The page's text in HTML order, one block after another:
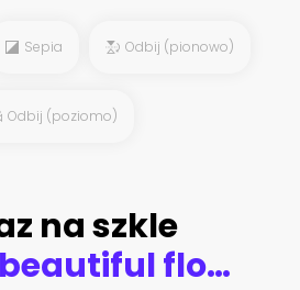
Sepia Odbij (pionowo)
Odbij (poziomo)
na szkle
Girl with beautiful flowers instead of a head. Digital illustration.